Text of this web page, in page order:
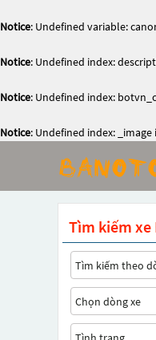
Notice: Undefined variable:
Notice: Undefined index:
Notice: Undefined index:
Notice: Undefined index: _image
Tìm kiếm xe